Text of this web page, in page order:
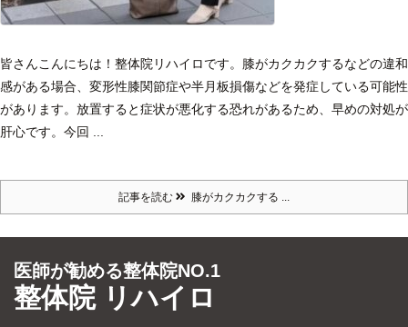
皆さんこんにちは！ 整体院リハイロです。 膝がカクカクするなどの違和
感がある場合、変形性膝関節症や半月板損傷などを発症している可能性
があります。放置すると症状が悪化する恐れがあるため、早めの対処が
肝心です。今回 ...
記事を読む 膝がカクカクする ...
医師が勧める整体院NO.1
整体院 リハイロ